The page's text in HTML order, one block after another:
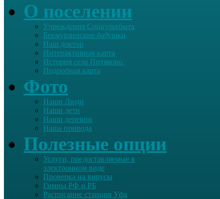
О поселении
Учреждения Соцкультбыта
Бекмурзинские бабушки
Наш доктор
Интерактивная карта
История села Питяково.
Подробная карта
Фото
Наши Люди
Наши дети
Наши деревни
Наша природа
Полезные опции
Услуги, предоставляемые в
электронном виде
Проверка на вирусы
Гимны РФ и РБ
Расписание станция Уфа